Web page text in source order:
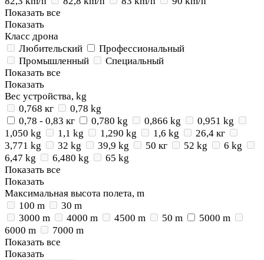
Показать все
Показать
Класс дрона
Любительский
Профессиональный
Промышленный
Специальный
Показать все
Показать
Вес устройства, kg
0,768 кг
0,78 kg
0,78 - 0,83 кг
0,780 kg 0,866 kg
0,951 kg
1,050 kg
1,1 kg 1,290 kg 1,6 kg
26,4 кг
3,771 kg
32 kg 39,9 kg 50 кг 52 kg
6 kg
6,47 kg
6,480 kg
65 kg
Показать все
Показать
Максимальная высота полета, m
100 m
30 m
3000 m
4000 m 4500 m 50 m
5000 m
6000 m
7000 m
Показать все
Показать